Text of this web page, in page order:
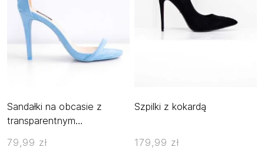
Sandałki na obcasie z
transparentnym
79,99 zł
Szpilki z kokardą
179,99 zł